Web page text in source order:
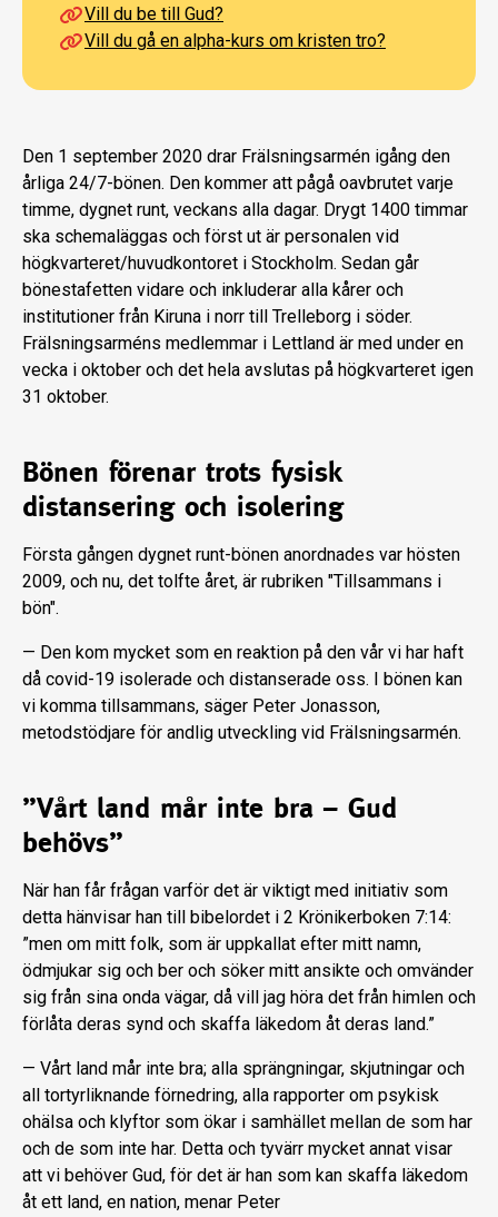
Vill du be till Gud?
Vill du gå en alpha-kurs om kristen tro?
Den 1 september 2020 drar Frälsningsarmén igång den
årliga 24/7-bönen. Den kommer att pågå oavbrutet varje
timme, dygnet runt, veckans alla dagar. Drygt 1400 timmar
ska schemaläggas och först ut är personalen vid
högkvarteret/huvudkontoret i Stockholm. Sedan går
bönestafetten vidare och inkluderar alla kårer och
institutioner från Kiruna i norr till Trelleborg i söder.
Frälsningsarméns medlemmar i Lettland är med under en
vecka i oktober och det hela avslutas på högkvarteret igen
31 oktober.
Bönen förenar trots fysisk
distansering och isolering
Första gången dygnet runt-bönen anordnades var hösten
2009, och nu, det tolfte året, är rubriken "Tillsammans i
bön".
— Den kom mycket som en reaktion på den vår vi har haft
då covid-19 isolerade och distanserade oss. I bönen kan
vi komma tillsammans, säger Peter Jonasson,
metodstödjare för andlig utveckling vid Frälsningsarmén.
”Vårt land mår inte bra – Gud
behövs”
När han får frågan varför det är viktigt med initiativ som
detta hänvisar han till bibelordet i 2 Krönikerboken 7:14:
”men om mitt folk, som är uppkallat efter mitt namn,
ödmjukar sig och ber och söker mitt ansikte och omvänder
sig från sina onda vägar, då vill jag höra det från himlen och
förlåta deras synd och skaffa läkedom åt deras land.”
— Vårt land mår inte bra; alla sprängningar, skjutningar och
all tortyrliknande förnedring, alla rapporter om psykisk
ohälsa och klyftor som ökar i samhället mellan de som har
och de som inte har. Detta och tyvärr mycket annat visar
att vi behöver Gud, för det är han som kan skaffa läkedom
åt ett land, en nation, menar Peter